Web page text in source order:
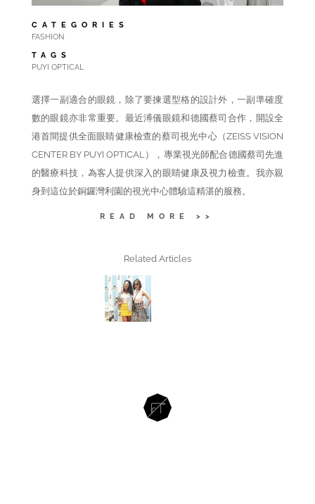
CATEGORIES
FASHION
TAGS
PUYI OPTICAL
選擇一副適合的眼鏡，除了要揀選型格的設計外，一副準確度
數的眼鏡亦非常重要。最近溥儀眼鏡和德國蔡司合作，開設全
港首間提供全面眼睛健康檢查的蔡司視光中心（ZEISS VISION
CENTER BY PUYI OPTICAL），專業視光師配合德國蔡司先進
的醫療科技，為客人提供深入的眼睛健康及視力檢查。我亦親
身到這位於銅鑼灣利園的視光中心體驗這精湛的服務。
READ MORE >>
Related Articles